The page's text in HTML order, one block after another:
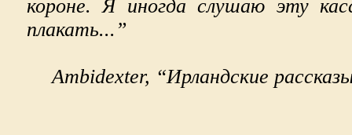
короне. Я иногда слушаю эту
плакать...”
Ambidexter, “Ирландские